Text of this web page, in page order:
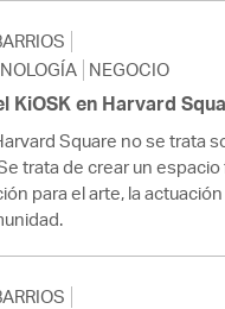
NEGOCIO
KiOSK en Harvard
Square no se trata
trata de crear un
para el arte, la actuación